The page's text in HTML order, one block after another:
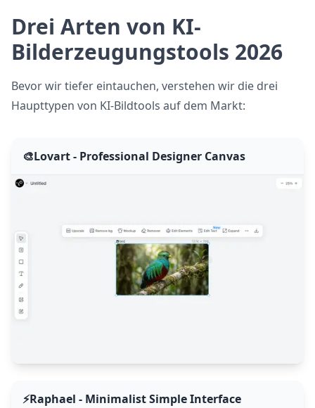
Drei Arten von KI-
Bilderzeugungstools 2026
Bevor wir tiefer eintauchen, verstehen wir die drei
Haupttypen von KI-Bildtools auf dem Markt:
🎨Lovart - Professional Designer Canvas
⚡Raphael - Minimalist Simple Interface